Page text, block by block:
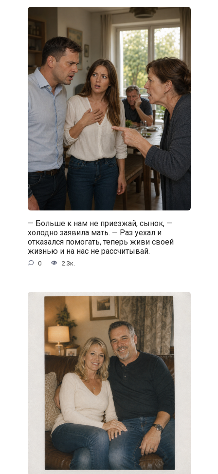
— Больше к нам не приезжай, сынок, —
холодно заявила мать. — Раз уехал и
отказался помогать, теперь живи своей
жизнью и на нас не рассчитывай.
0 2.3к.